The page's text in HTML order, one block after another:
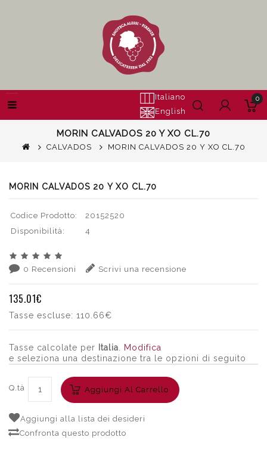
Italiano
English
0
MORIN CALVADOS 20 Y XO CL.70
CALVADOS MORIN CALVADOS 20 Y XO CL.70
MORIN CALVADOS 20 Y XO CL.70
Codice Prodotto:
20152520
Disponibilità:
4
0 Recensioni Scrivi una recensione
135.01€
Tasse escluse: 110.66€
Tasse calcolate per Italia
Modifica
e seleziona una destinazione tra le opzioni di seguito
Q.tà Aggiungi Al Carrello
Aggiungi alla lista dei desideri
Confronta questo prodotto